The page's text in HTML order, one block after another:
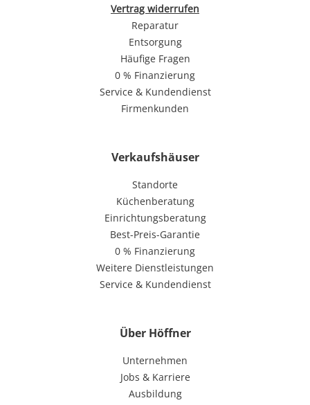
Vertrag widerrufen
Reparatur
Entsorgung
Häufige Fragen
0 % Finanzierung
Service & Kundendienst
Firmenkunden
Verkaufshäuser
Standorte
Küchenberatung
Einrichtungsberatung
Best-Preis-Garantie
0 % Finanzierung
Weitere Dienstleistungen
Service & Kundendienst
Über Höffner
Unternehmen
Jobs & Karriere
Ausbildung